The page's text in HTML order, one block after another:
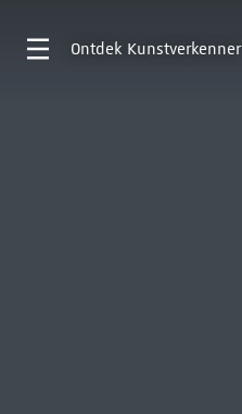
Ontdek Kunstverkenner